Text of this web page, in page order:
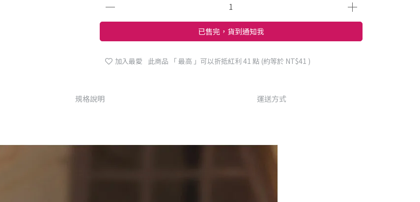
已售完，貨到通知我
加入最愛 此商品 「 最高 」可以折抵紅利 41 點 (約等於 NT$41 )
規格說明 運送方式